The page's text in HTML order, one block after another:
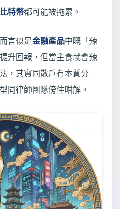
比特幣都可能被拖累。
言似足金融產品中嘅「辣
升回報，但當主食就會辣
，其實同散戶冇本質分
同律師團隊傍住咁解。